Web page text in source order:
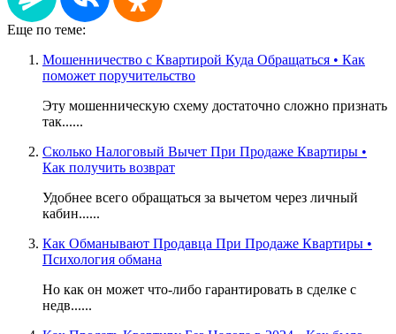
Еще по теме:
Мошенничество с Квартирой Куда Обращаться • Как
поможет поручительство
Эту мошенническую схему достаточно сложно признать
так......
Сколько Налоговый Вычет При Продаже Квартиры •
Как получить возврат
Удобнее всего обращаться за вычетом через личный
кабин......
Как Обманывают Продавца При Продаже Квартиры •
Психология обмана
Но как он может что-либо гарантировать в сделке с
недв......